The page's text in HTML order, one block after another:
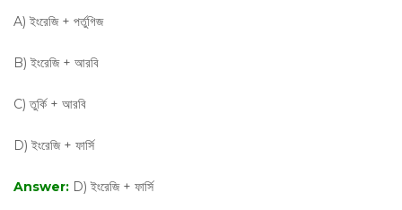
A) ইংরেজি + পর্তুগিজ
B) ইংরেজি + আরবি
C) তুর্কি + আরবি
D) ইংরেজি + ফার্সি
Answer: D) ইংরেজি + ফার্সি